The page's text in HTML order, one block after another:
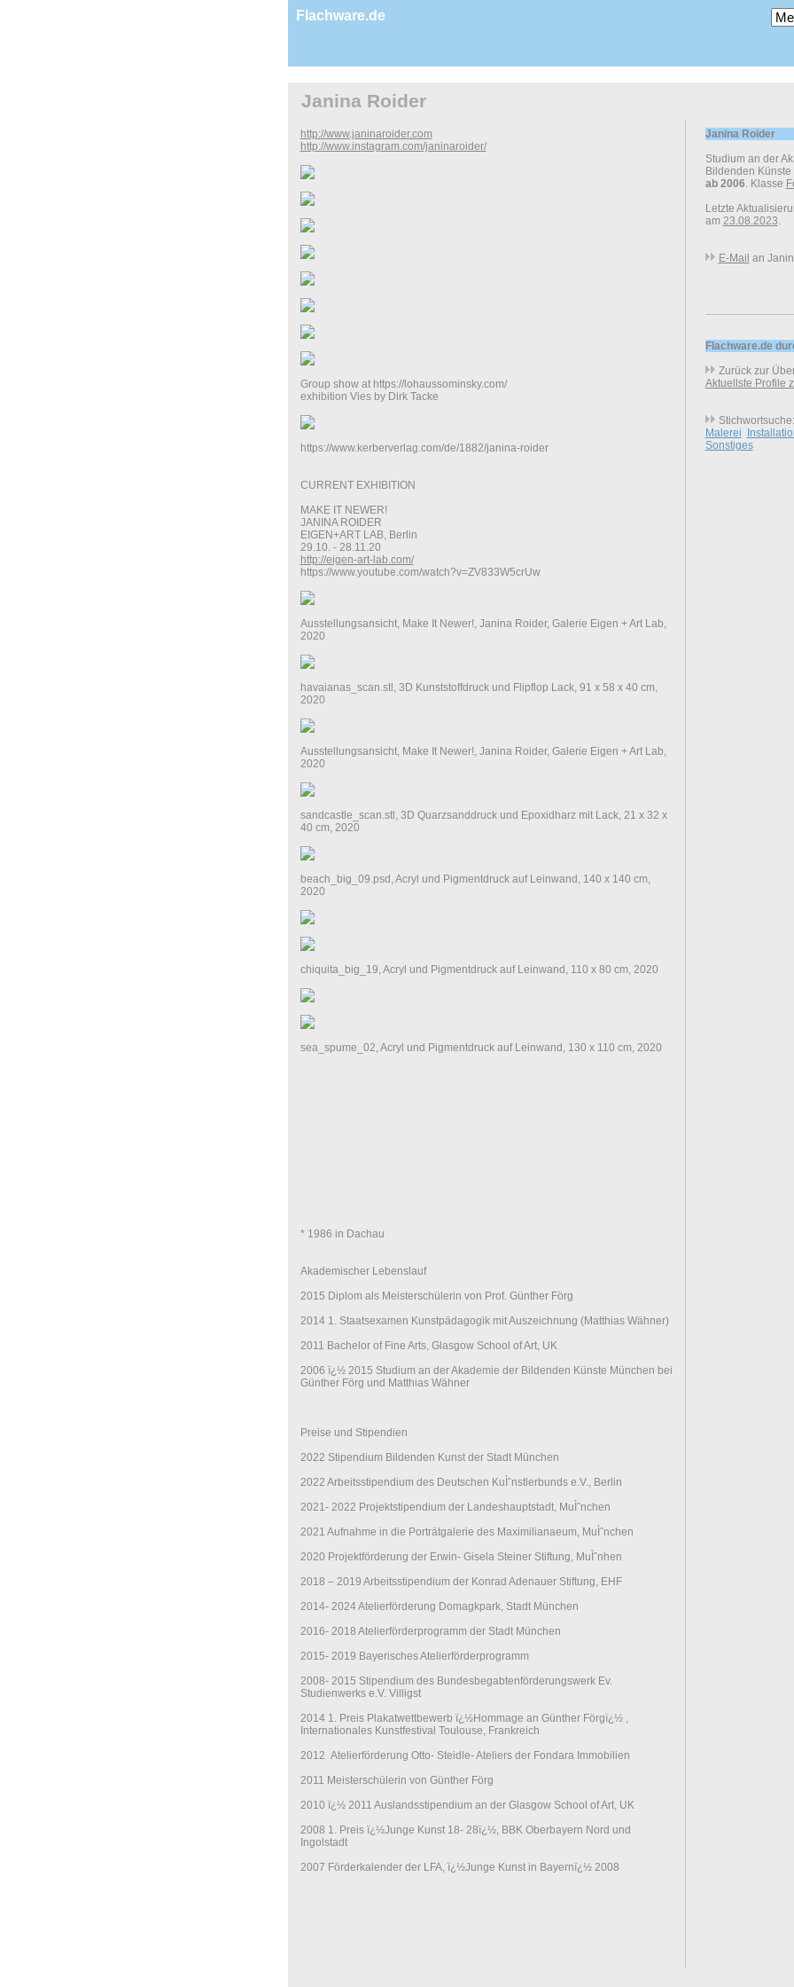
Flachware.de
Janina Roider
http://www.janinaroider.com
http://www.instagram.com/janinaroider/
Group show at https://lohaussominsky.com/
exhibition Vies by Dirk Tacke
https://www.kerberverlag.com/de/1882/janina-roider
CURRENT EXHIBITION
MAKE IT NEWER!
JANINA ROIDER
EIGEN+ART LAB, Berlin
29.10. - 28.11.20
http://eigen-art-lab.com/
https://www.youtube.com/watch?v=ZV833W5crUw
Ausstellungsansicht, Make It Newer!, Janina Roider, Galerie Eigen + Art Lab,
2020
havaianas_scan.stl, 3D Kunststoffdruck und Flipflop Lack, 91 x 58 x 40 cm,
2020
Ausstellungsansicht, Make It Newer!, Janina Roider, Galerie Eigen + Art Lab,
2020
sandcastle_scan.stl, 3D Quarzsanddruck und Epoxidharz mit Lack, 21 x 32 x
40 cm, 2020
beach_big_09.psd, Acryl und Pigmentdruck auf Leinwand, 140 x 140 cm,
2020
chiquita_big_19, Acryl und Pigmentdruck auf Leinwand, 110 x 80 cm, 2020
sea_spume_02, Acryl und Pigmentdruck auf Leinwand, 130 x 110 cm, 2020
* 1986 in Dachau
Akademischer Lebenslauf
2015 Diplom als Meisterschülerin von Prof. Günther Förg
2014 1. Staatsexamen Kunstpädagogik mit Auszeichnung (Matthias Wähner)
2011 Bachelor of Fine Arts, Glasgow School of Art, UK
2006 ï¿½ 2015 Studium an der Akademie der Bildenden Künste München bei
Günther Förg und Matthias Wähner
Preise und Stipendien
2022 Stipendium Bildenden Kunst der Stadt München
2022 Arbeitsstipendium des Deutschen KuÌˆnstlerbunds e.V., Berlin
2021- 2022 Projektstipendium der Landeshauptstadt, MuÌˆnchen
2021 Aufnahme in die Porträtgalerie des Maximilianaeum, MuÌˆnchen
2020 Projektförderung der Erwin- Gisela Steiner Stiftung, MuÌˆnhen
2018 – 2019 Arbeitsstipendium der Konrad Adenauer Stiftung, EHF
2014- 2024 Atelierförderung Domagkpark, Stadt München
2016- 2018 Atelierförderprogramm der Stadt München
2015- 2019 Bayerisches Atelierförderprogramm
2008- 2015 Stipendium des Bundesbegabtenförderungswerk Ev.
Studienwerks e.V. Villigst
2014 1. Preis Plakatwettbewerb ï¿½Hommage an Günther Förgï¿½ ,
Internationales Kunstfestival Toulouse, Frankreich
2012 Atelierförderung Otto- Steidle- Ateliers der Fondara Immobilien
2011 Meisterschülerin von Günther Förg
2010 ï¿½ 2011 Auslandsstipendium an der Glasgow School of Art, UK
2008 1. Preis ï¿½Junge Kunst 18- 28ï¿½, BBK Oberbayern Nord und
Ingolstadt
2007 Förderkalender der LFA, ï¿½Junge Kunst in Bayernï¿½ 2008
Janina Roider
Studium an der
Bildenden
ab 2006. Klasse
Letzte
am 23.08.2023.
E-Mail an
Flachware.de
Zurück zur
Aktuellste Profile
Stichwortsuche:
Malerei
Sonstiges